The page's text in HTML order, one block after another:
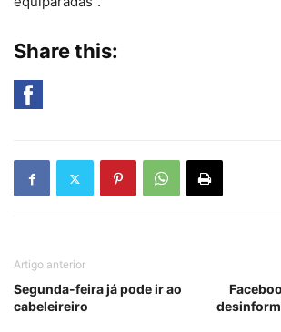
Share this:
Artigo anterior
Segunda-feira já pode ir ao
cabeleireiro